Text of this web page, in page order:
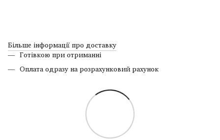
Більше інформації про доставку
Готівкою при отриманні
Оплата одразу на розрахунковий рахунок